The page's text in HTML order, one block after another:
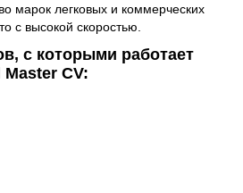
марок легковых и коммерческих
с высокой скоростью.
с которыми работает
CV: